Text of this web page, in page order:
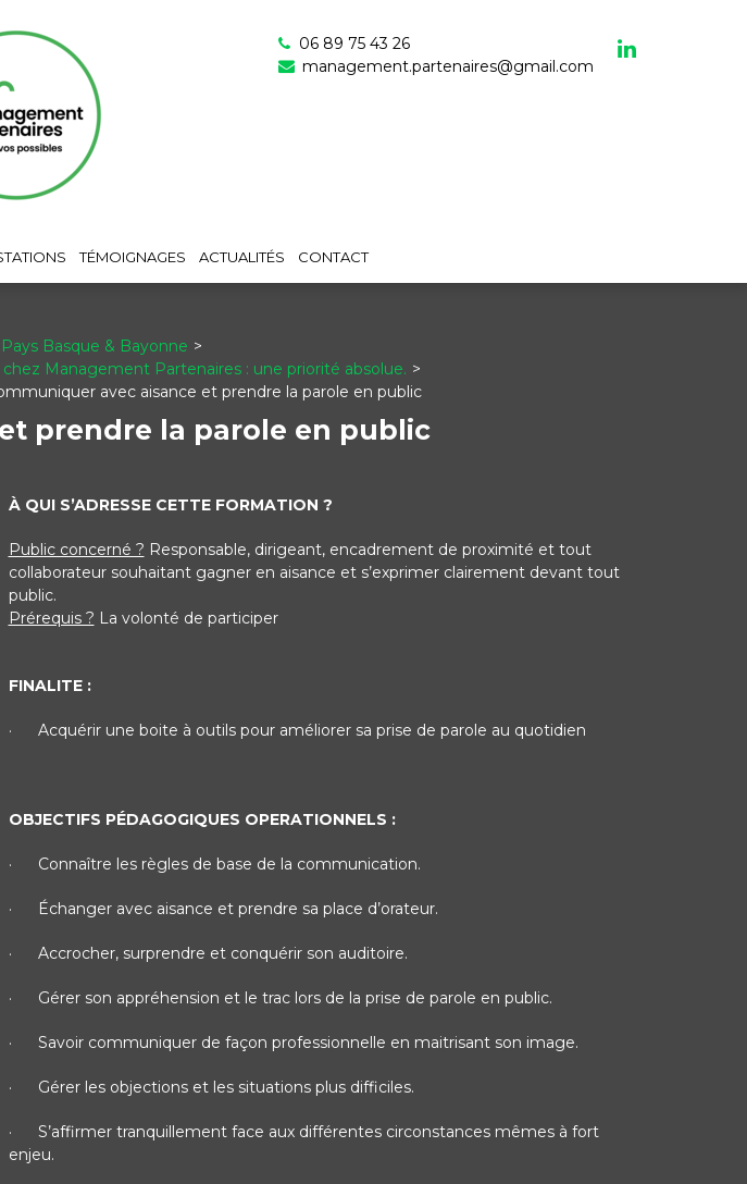
06 89 75 43 26
management.partenaires@gmail.com
TÉMOIGNAGES ACTUALITÉS CONTACT
Basque & Bayonne
Management Partenaires : une priorité absolue.
avec aisance et prendre la parole en public
prendre la parole en public
À QUI S’ADRESSE CETTE FORMATION ?
Public concerné ? Responsable, dirigeant, encadrement de proximité et tout
collaborateur souhaitant gagner en aisance et s’exprimer clairement devant tout
public.
Prérequis ? La volonté de participer
FINALITE :
· Acquérir une boite à outils pour améliorer sa prise de parole au quotidien
OBJECTIFS PÉDAGOGIQUES OPERATIONNELS :
· Connaître les règles de base de la communication.
· Échanger avec aisance et prendre sa place d’orateur.
· Accrocher, surprendre et conquérir son auditoire.
· Gérer son appréhension et le trac lors de la prise de parole en public.
· Savoir communiquer de façon professionnelle en maitrisant son image.
· Gérer les objections et les situations plus difficiles.
· S’affirmer tranquillement face aux différentes circonstances mêmes à fort
enjeu.